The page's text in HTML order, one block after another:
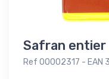
Safran entier
Ref 00002317 - EAN